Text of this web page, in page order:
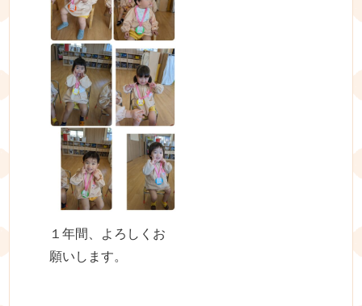
１年間、よろしくお
願いします。